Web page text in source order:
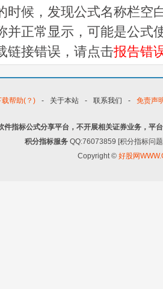
时候，发现公式名称栏空
并正常显示，可能是公式
链接错误，请点击报告错
载帮助(？) - 关于本站 - 联系我们 - 免责声
件指标公式分享平台，不开展相关证券业务，平
积分指标服务 QQ:76073859 [积分指标问
Copyright © 好股网